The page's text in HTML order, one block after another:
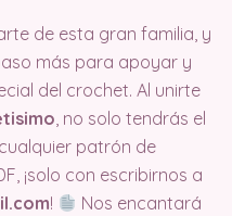
de esta gran familia, y
más para apoyar y
del crochet. Al unirte
, no solo tendrás el
patrón de
¡solo con escribirnos a
!
Nos encantará